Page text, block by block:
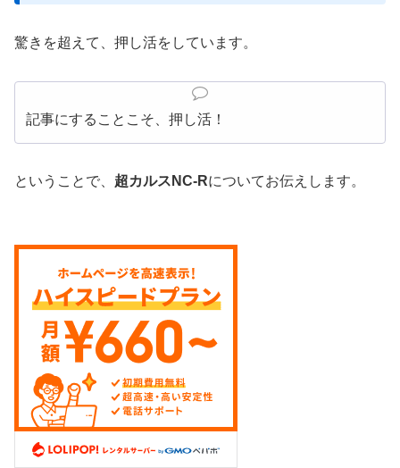
驚きを超えて、押し活をしています。
記事にすることこそ、押し活！
ということで、 超カルスNC-Rについてお伝えします。